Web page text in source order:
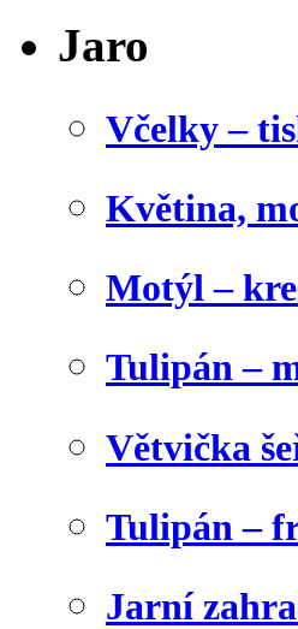
Jaro
Včelky –
Květina,
Motýl –
Tulipán –
Větvička
Tulipán –
Jarní